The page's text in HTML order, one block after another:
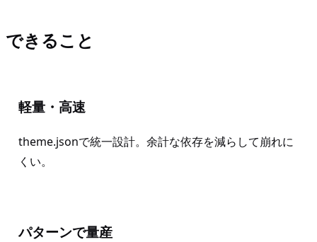
できること
軽量・高速
theme.jsonで統一設計。余計な依存を減らして崩れに
くい。
パターンで量産